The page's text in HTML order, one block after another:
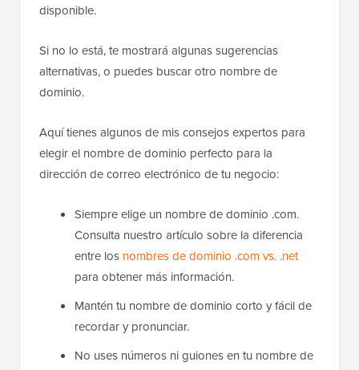
disponible.
Si no lo está, te mostrará algunas sugerencias
alternativas, o puedes buscar otro nombre de
dominio.
Aquí tienes algunos de mis consejos expertos para
elegir el nombre de dominio perfecto para la
dirección de correo electrónico de tu negocio:
Siempre elige un nombre de dominio .com.
Consulta nuestro artículo sobre la diferencia
entre los nombres de dominio .com vs. .net
para obtener más información.
Mantén tu nombre de dominio corto y fácil de
recordar y pronunciar.
No uses números ni guiones en tu nombre de